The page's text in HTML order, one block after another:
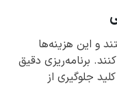
و این هزینه‌ها
برنامه‌ریزی دقیق
جلوگیری از